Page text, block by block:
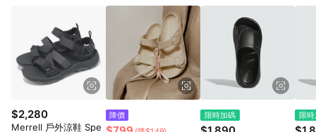
$2,280
Merrell 戶外涼鞋 Spe
降價 限時加碼 限